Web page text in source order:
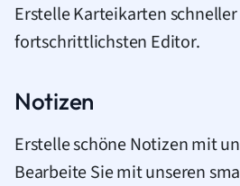
Erstelle Karteikarten
fortschrittlichsten Editor.
Notizen
Erstelle schöne Notizen mit
Bearbeite Sie mit unseren